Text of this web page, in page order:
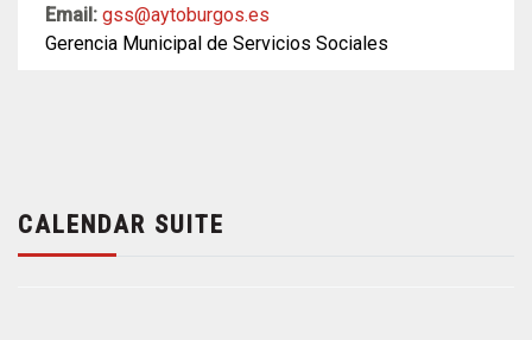
Email: gss@aytoburgos.es
Gerencia Municipal de Servicios Sociales
CALENDAR SUITE